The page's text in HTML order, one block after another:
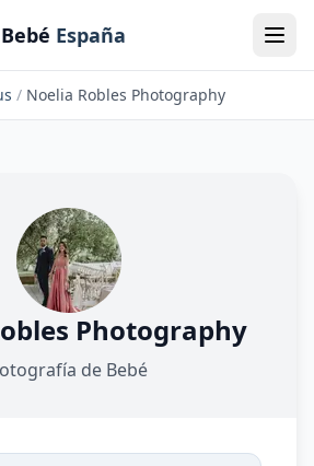
España
/ Noelia Robles Photography
Photography
de Bebé